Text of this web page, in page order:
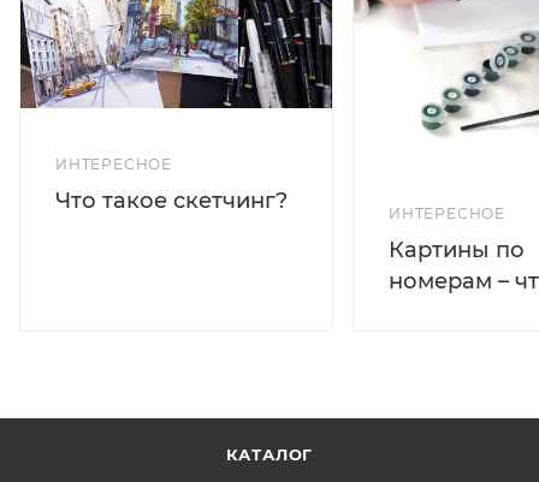
ИНТЕРЕСНОЕ
Что такое скетчинг?
ИНТЕРЕСНОЕ
Картины по
номерам –
КАТАЛОГ